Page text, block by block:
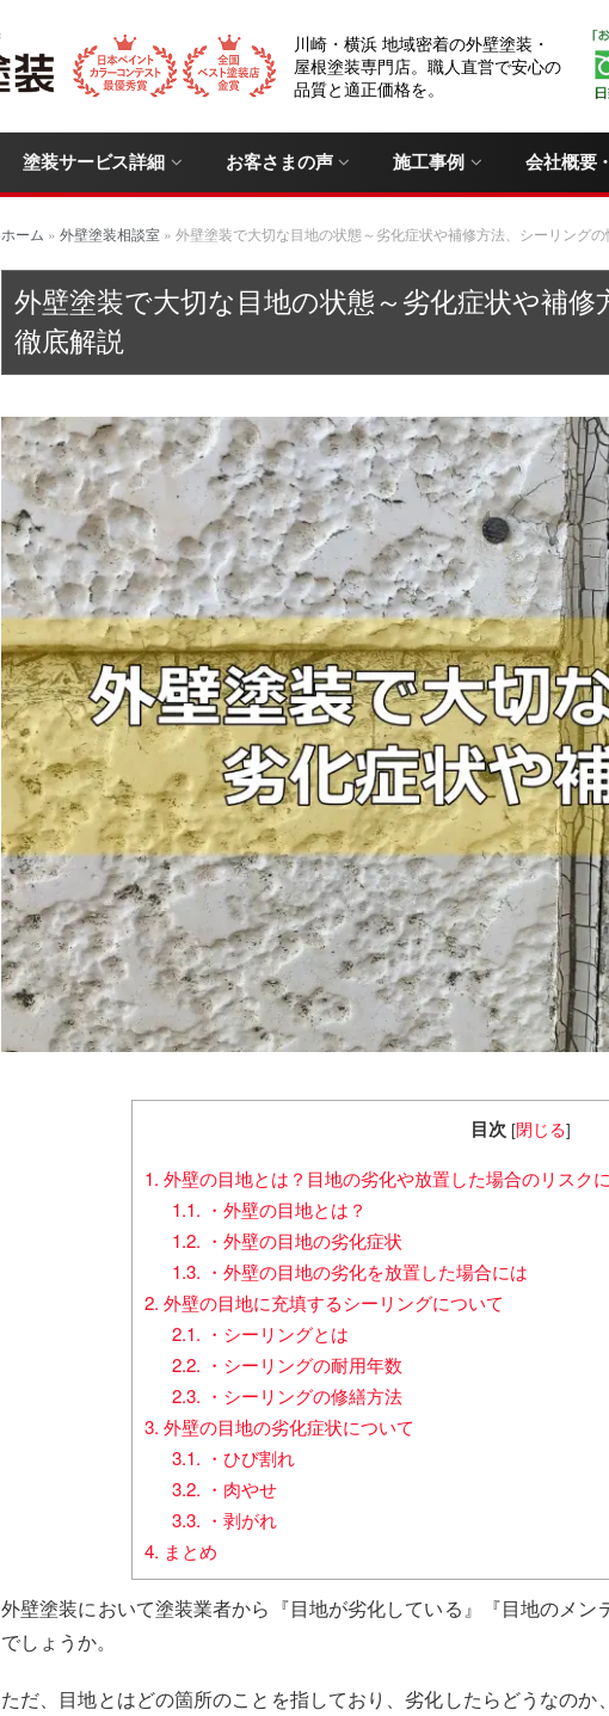
川崎・横浜 地域密着の外壁塗装・
屋根塗装専門店。職人直営で安心の
品質と適正価格を。
塗装サービス詳細 お客さまの声 施工事例 会社概要
ホーム » 外壁塗装相談室 » 外壁塗装で大切な目地の状態～劣化症状や補修方法、シーリング
外壁塗装で大切な目地の状態～劣化症状や補
徹底解説
目次 [閉じる]
1. 外壁の目地とは？目地の劣化や放置した場合のリスク
1.1. ・外壁の目地とは？
1.2. ・外壁の目地の劣化症状
1.3. ・外壁の目地の劣化を放置した場合には
2. 外壁の目地に充填するシーリングについて
2.1. ・シーリングとは
2.2. ・シーリングの耐用年数
2.3. ・シーリングの修繕方法
3. 外壁の目地の劣化症状について
3.1. ・ひび割れ
3.2. ・肉やせ
3.3. ・剥がれ
4. まとめ
外壁塗装において塗装業者から『目地が劣化している』『目地のメ
でしょうか。
ただ、目地とはどの箇所のことを指しており、劣化したらどうなの